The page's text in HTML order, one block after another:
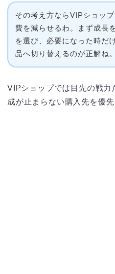
その考え方ならVIPショッ
費を減らせるわ。まず成長
を選び、必要になった時だ
品へ切り替えるのが正解ね。
VIPショップでは目先の戦力
成が止まらない購入先を優先